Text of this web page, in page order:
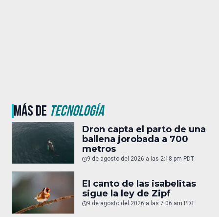
MÁS DE TECNOLOGÍA
Dron capta el parto de una
ballena jorobada a 700
metros
9 de agosto del 2026 a las 2:18 pm PDT
El canto de las isabelitas
sigue la ley de Zipf
9 de agosto del 2026 a las 7:06 am PDT